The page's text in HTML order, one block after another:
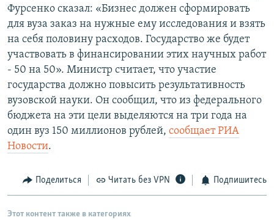
Все сайты РСЕ/РС
Фурсенко сказал: «Бизнес должен сформировать
для вуза заказ на нужные ему исследования и взять
на себя половину расходов. Государство же будет
участвовать в финансировании этих научных работ
- 50 на 50». Министр считает, что участие
государства должно повысить результативность
вузовской науки. Он сообщил, что из федерального
бюджета на эти цели выделяются на три года на
один вуз 150 миллионов рублей, сообщает РИА
Новости.
Поделиться Читать без VPN Подпишитесь
Этот контент также в категориях